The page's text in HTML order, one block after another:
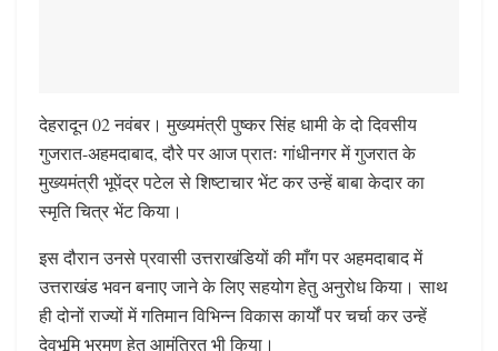
देहरादून 02 नवंबर। मुख्यमंत्री पुष्कर सिंह धामी के दो दिवसीय
गुजरात-अहमदाबाद, दौरे पर आज प्रातः गांधीनगर में गुजरात के
मुख्यमंत्री भूपेंद्र पटेल से शिष्टाचार भेंट कर उन्हें बाबा केदार का
स्मृति चित्र भेंट किया।
इस दौरान उनसे प्रवासी उत्तराखंडियों की माँग पर अहमदाबाद में
उत्तराखंड भवन बनाए जाने के लिए सहयोग हेतु अनुरोध किया। साथ
ही दोनों राज्यों में गतिमान विभिन्न विकास कार्यों पर चर्चा कर उन्हें
देवभूमि भ्रमण हेतु आमंत्रित भी किया।